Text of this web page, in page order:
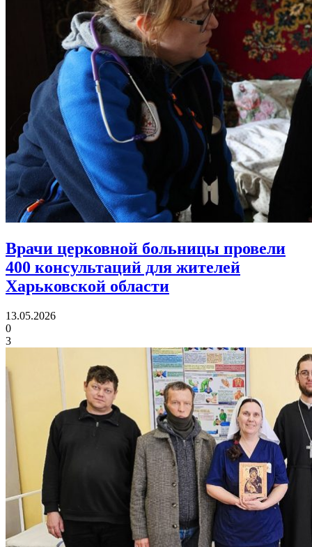
Врачи церковной больницы провели
400 консультаций для жителей
Харьковской области
13.05.2026
0
3